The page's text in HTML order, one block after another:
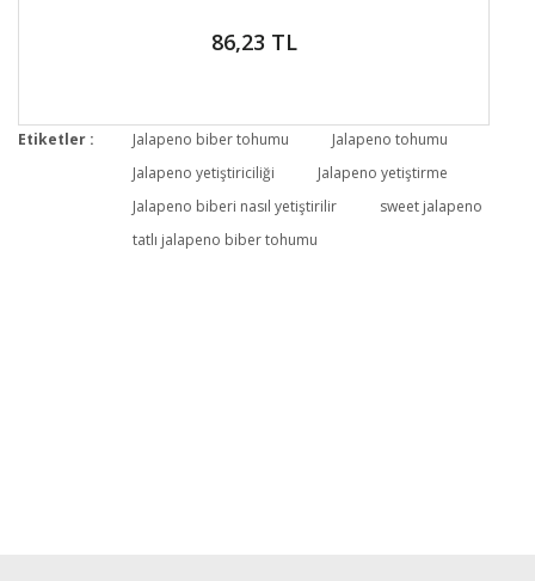
86,23 TL
Etiketler : Jalapeno biber tohumu
Jalapeno tohumu
Jalapeno yetiştiriciliği
Jalapeno yetiştirme
Jalapeno biberi nasıl yetiştirilir
sweet jalapeno
tatlı jalapeno biber tohumu